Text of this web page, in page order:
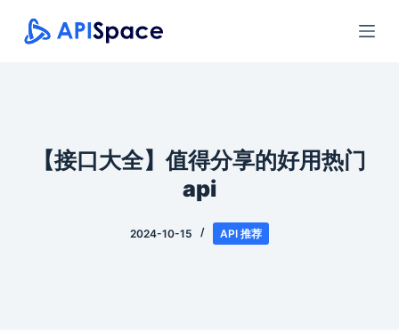
跳
过
【接口大全】值得分享的好用热门
api
2024-10-15 API 推荐